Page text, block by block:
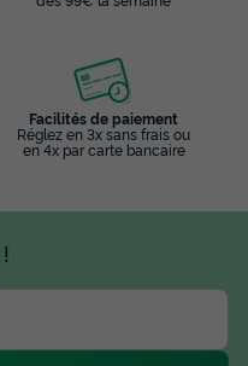
Facilités de paiement
Réglez en 3x sans frais ou
en 4x par carte bancaire